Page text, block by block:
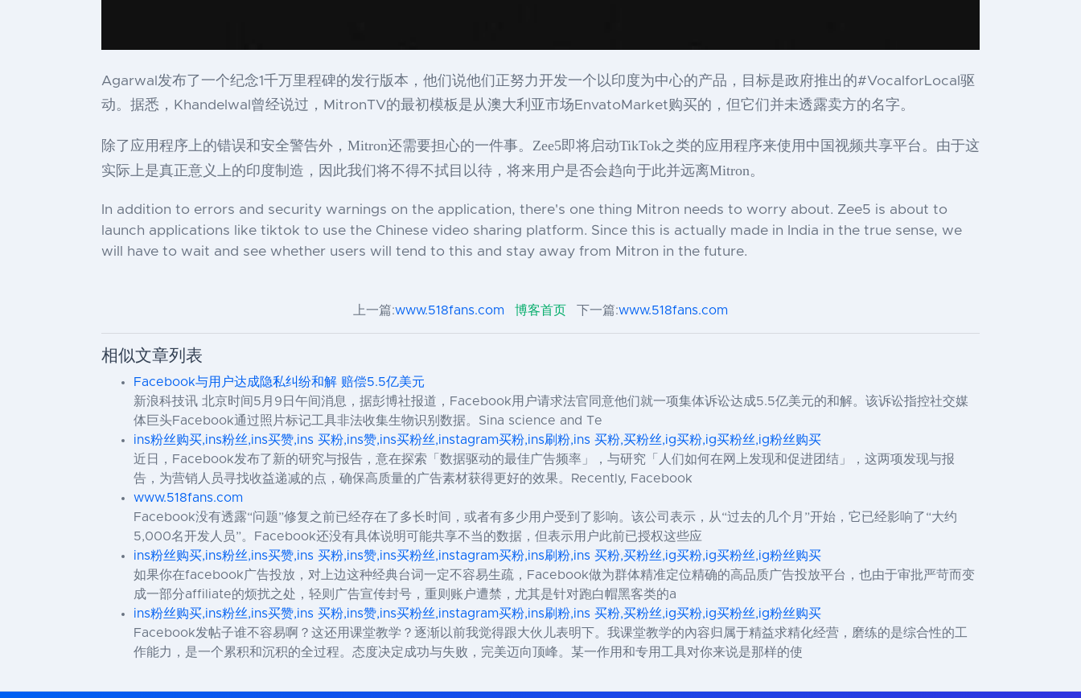
Agarwal发布了一个纪念1千万里程碑的发行版本，他们说他们正努力开发一个以印度为中心的产品，目标是政府推出的#VocalforLocal驱
动。据悉，Khandelwal曾经说过，MitronTV的最初模板是从澳大利亚市场EnvatoMarket购买的，但它们并未透露卖方的名字。
除了应用程序上的错误和安全警告外，Mitron还需要担心的一件事。Zee5即将启动TikTok之类的应用程序来使用中国视频共享平台。由于这
实际上是真正意义上的印度制造，因此我们将不得不拭目以待，将来用户是否会趋向于此并远离Mitron。
In addition to errors and security warnings on the application, there's one thing Mitron needs to worry about. Zee5 is about to
launch applications like tiktok to use the Chinese video sharing platform. Since this is actually made in India in the true sense, we
will have to wait and see whether users will tend to this and stay away from Mitron in the future.
上一篇:www.518fans.com 博客首页 下一篇:www.518fans.com
相似文章列表
Facebook与用户达成隐私纠纷和解 赔偿5.5亿美元
新浪科技讯 北京时间5月9日午间消息，据彭博社报道，Facebook用户请求法官同意他们就一项集体诉讼达成5.5亿美元的和解。该诉讼指控社交媒
体巨头Facebook通过照片标记工具非法收集生物识别数据。Sina science and Te
ins粉丝购买,ins粉丝,ins买赞,ins 买粉,ins赞,ins买粉丝,instagram买粉,ins刷粉,ins 买粉,买粉丝,ig买粉,ig买粉丝,ig粉丝购买
近日，Facebook发布了新的研究与报告，意在探索「数据驱动的最佳广告频率」，与研究「人们如何在网上发现和促进团结」，这两项发现与报
告，为营销人员寻找收益递减的点，确保高质量的广告素材获得更好的效果。Recently, Facebook
www.518fans.com
Facebook没有透露“问题”修复之前已经存在了多长时间，或者有多少用户受到了影响。该公司表示，从“过去的几个月”开始，它已经影响了“大约
5,000名开发人员”。Facebook还没有具体说明可能共享不当的数据，但表示用户此前已授权这些应
ins粉丝购买,ins粉丝,ins买赞,ins 买粉,ins赞,ins买粉丝,instagram买粉,ins刷粉,ins 买粉,买粉丝,ig买粉,ig买粉丝,ig粉丝购买
如果你在facebook广告投放，对上边这种经典台词一定不容易生疏，Facebook做为群体精准定位精确的高品质广告投放平台，也由于审批严苛而变
成一部分affiliate的烦扰之处，轻则广告宣传封号，重则账户遭禁，尤其是针对跑白帽黑客类的a
ins粉丝购买,ins粉丝,ins买赞,ins 买粉,ins赞,ins买粉丝,instagram买粉,ins刷粉,ins 买粉,买粉丝,ig买粉,ig买粉丝,ig粉丝购买
Facebook发帖子谁不容易啊？这还用课堂教学？逐渐以前我觉得跟大伙儿表明下。我课堂教学的內容归属于精益求精化经营，磨练的是综合性的工
作能力，是一个累积和沉积的全过程。态度决定成功与失败，完美迈向顶峰。某一作用和专用工具对你来说是那样的使